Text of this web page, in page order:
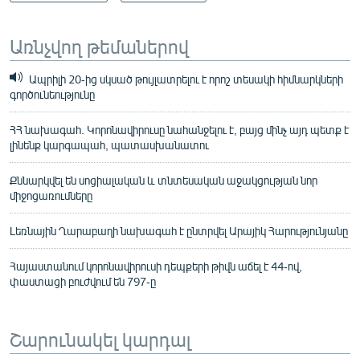
Առնչվող թեմաներով
Ապրիլի 20-ից սկսած թույլատրելու է որոշ տեսակի հիմնարկների
գործունեությունը
ՀՀ նախագահ. Կորոնավիրուսը նահանջելու է, բայց մինչ այդ պետք է
լինենք կարգապահ, պատասխանատու
Քննարկվել են սոցիալական և տնտեսական աջակցության նոր
միջոցառումները
Լեռնային Ղարաբաղի նախագահ է ընտրվել Արայիկ Հարությունյանը
Հայաստանում կորոնավիրուսի դեպքերի թիվն աճել է 44-ով,
փաստացի բուժվում են 797-ը
Շարունակել կարդալ